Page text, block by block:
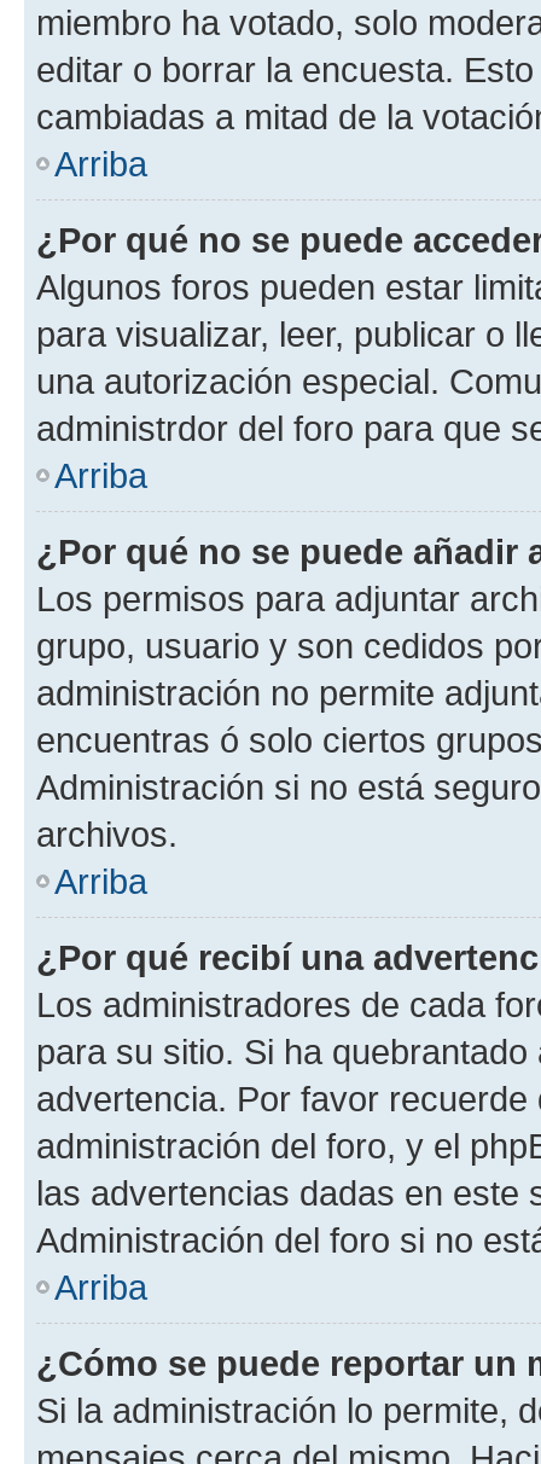
miembro ha votado, solo
editar o borrar la encuesta.
cambiadas a mitad de la
Arriba
¿Por qué no se puede
Algunos foros pueden estar
para visualizar, leer, publicar o
una autorización especial.
administrdor del foro para que
Arriba
¿Por qué no se puede añadir
Los permisos para adjuntar
grupo, usuario y son cedidos
administración no permite
encuentras ó solo ciertos
Administración si no está
archivos.
Arriba
¿Por qué recibí una
Los administradores de cada
para su sitio. Si ha
advertencia. Por favor
administración del foro, y el
las advertencias dadas en este
Administración del foro si no
Arriba
¿Cómo se puede reportar un
Si la administración lo permite,